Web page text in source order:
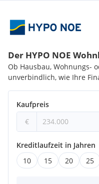
Gerne unterstütze ich
beim Verkauf/
Der HYPO NOE
Ob Hausbau, Wohnungs-
unverbindlich, wie Ihre
Kaufpreis
€
Kreditlaufzeit in Jahren
10
15 20 25